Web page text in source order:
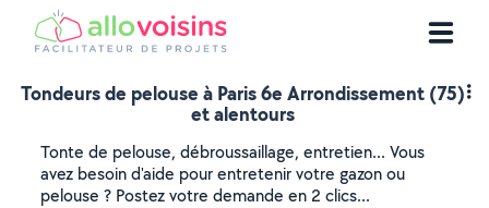
Tondeurs de pelouse à Paris 6e Arrondissement (75)
et alentours
Tonte de pelouse, débroussaillage, entretien... Vous
avez besoin d'aide pour entretenir votre gazon ou
pelouse ? Postez votre demande en 2 clics...